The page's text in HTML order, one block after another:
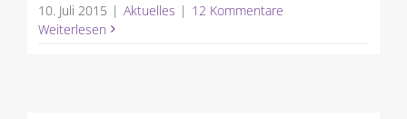
10. Juli 2015 | Aktuelles | 12 Kommentare
Weiterlesen